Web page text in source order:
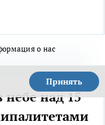
о нас
Принять
над 15